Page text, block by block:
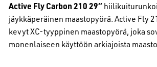
Active Fly Carbon 210 29″
jäykkäperäinen maastopyörä. Active Fly
kevyt XC-tyyppinen maastopyörä, joka
monenlaiseen käyttöön arkiajoista